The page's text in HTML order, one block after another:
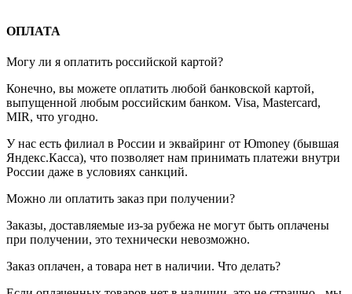
ОПЛАТА
Могу ли я оплатить российской картой?
Конечно, вы можете оплатить любой банковской картой,
выпущенной любым российским банком. Visa, Mastercard,
MIR, что угодно.
У нас есть филиал в России и эквайринг от Юmoney (бывшая
Яндекс.Касса), что позволяет нам принимать платежи внутри
России даже в условиях санкций.
Можно ли оплатить заказ при получении?
Заказы, доставляемые из-за рубежа не могут быть оплачены
при получении, это технически невозможно.
Заказ оплачен, а товара нет в наличии. Что делать?